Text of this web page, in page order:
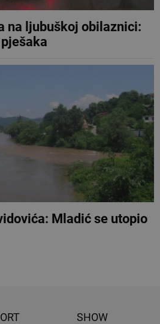
na ljubuškoj obilaznici:
Mladić se utopio
SHOW